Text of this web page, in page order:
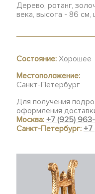
Дерево, ротанг,
века, высота - 86 см,
Состояние: Хорошее
Местоположение:
Санкт-Петербург
Для получения
оформления
Москва:+7 (925)
Санкт-Петербург:+7